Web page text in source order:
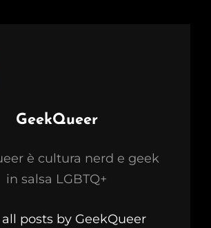
Author:
GeekQueer
è cultura nerd e geek
in salsa LGBTQ+
posts by GeekQueer